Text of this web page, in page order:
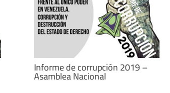
Informe de corrupción 2019 –
Asamblea Nacional